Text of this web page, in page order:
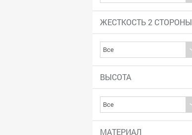
ЖЕСТКОСТЬ 2 СТОРОНЫ
ВЫСОТА
МАТЕРИАЛ